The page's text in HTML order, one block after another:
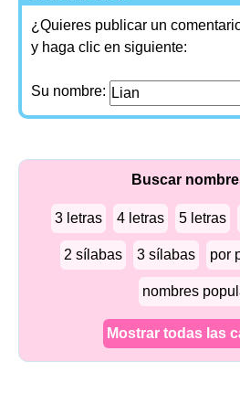
¿Quieres publicar un
y haga clic en siguiente:
Su nombre:
Buscar
3 letras 4 letras 5 letras
2 sílabas 3 sílabas por
nombres
Mostrar todas las